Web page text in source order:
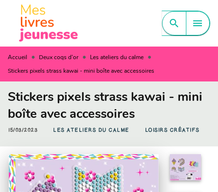
MENU CONTENU
PIED DE PAGE
search menu
Accueil • Deux coqs d'or • Les ateliers du calme •
Stickers pixels strass kawai - mini boîte avec accessoires
Stickers pixels strass kawai - mini
boîte avec accessoires
15/03/2023 LES ATELIERS DU CALME LOISIRS CRÉATIFS